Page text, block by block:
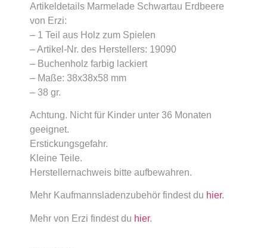
Artikeldetails Marmelade Schwartau Erdbeere
von Erzi:
– 1 Teil aus Holz zum Spielen
– Artikel-Nr. des Herstellers: 19090
– Buchenholz farbig lackiert
– Maße: 38x38x58 mm
– 38 gr.
Achtung. Nicht für Kinder unter 36 Monaten
geeignet.
Erstickungsgefahr.
Kleine Teile.
Herstellernachweis bitte aufbewahren.
Mehr Kaufmannsladenzubehör findest du hier.
Mehr von Erzi findest du hier.